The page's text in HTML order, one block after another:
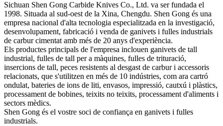
Sichuan Shen Gong Carbide Knives Co., Ltd. va ser fundada el
1998. Situada al sud-oest de la Xina, Chengdu. Shen Gong és una
empresa nacional d'alta tecnologia especialitzada en la investigació,
desenvolupament, fabricació i venda de ganivets i fulles industrials
de carbur cimentat amb més de 20 anys d'experiència.
Els productes principals de l'empresa inclouen ganivets de tall
industrial, fulles de tall per a màquines, fulles de trituració,
insercions de tall, peces resistents al desgast de carbur i accessoris
relacionats, que s'utilitzen en més de 10 indústries, com ara cartró
ondulat, bateries de ions de liti, envasos, impressió, cautxú i plàstics,
processament de bobines, teixits no teixits, processament d'aliments i
sectors mèdics.
Shen Gong és el vostre soci de confiança en ganivets i fulles
industrials.